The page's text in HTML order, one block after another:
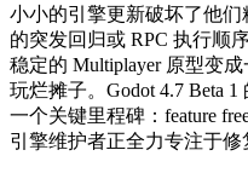
小小的引擎更新破坏了他们
的突发回归或 RPC 执行顺
稳定的 Multiplayer 原型变
玩烂摊子。Godot 4.7 Beta
一个关键里程碑：feature
引擎维护者正全力专注于修